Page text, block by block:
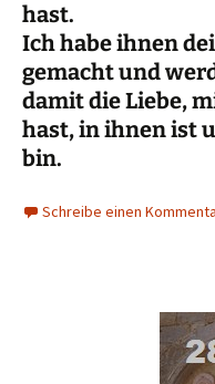
hast.
Ich habe ihnen
gemacht und
damit die Liebe,
hast, in ihnen ist
bin.
Schreibe einen